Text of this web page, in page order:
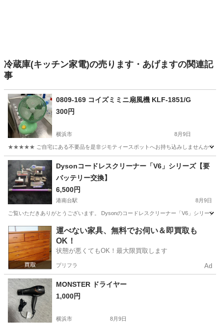
冷蔵庫(キッチン家電)の売ります・あげますの関連記
事
0809-169 コイズミミニ扇風機 KLF-1851/G
300円
横浜市 8月9日
★★★★★ ご自宅にある不要品を是非ジモティースポットへお持ち込みしませんか？
神奈川 横浜市 季節、空調家電 コイズミ
Dysonコードレスクリーナー「V6」シリーズ【要
バッテリー交換】
6,500円
港南台駅 8月9日
ご覧いただきありがとうございます。 Dysonのコードレスクリーナー「V6」シリー
神奈川 横浜市 港南台駅 生活家電
運べない家具、無料でお伺い＆即買取も
OK！
状態が悪くてもOK！最大限買取します
プリフラ Ad
MONSTER ドライヤー
1,000円
横浜市 8月9日